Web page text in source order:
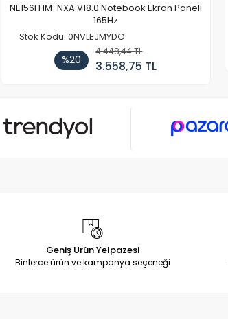
NE156FHM-NXA V18.0 Notebook Ekran Paneli
165Hz
Stok Kodu: 0NVLEJMYDO
%20
4.448,44 TL
3.558,75 TL
Geniş Ürün Yelpazesi
Binlerce ürün ve kampanya seçeneği